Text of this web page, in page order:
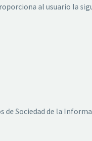
al usuario la
de Sociedad de la